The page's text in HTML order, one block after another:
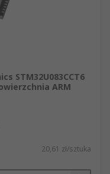
STM32U083CCT6
ARM
20,61 zł/sztuka